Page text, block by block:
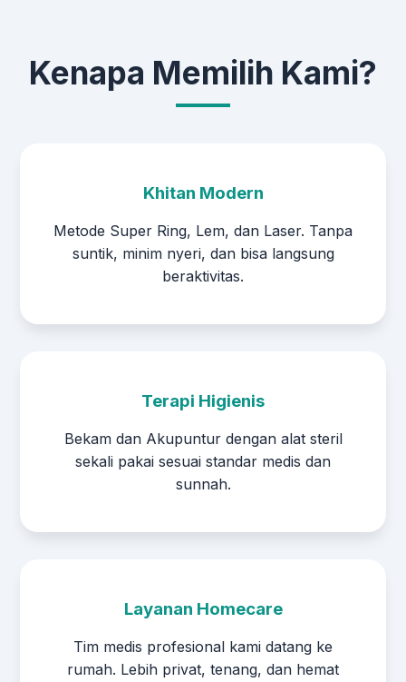
Kenapa Memilih Kami?
Khitan Modern
Metode Super Ring, Lem, dan Laser. Tanpa
suntik, minim nyeri, dan bisa langsung
beraktivitas.
Terapi Higienis
Bekam dan Akupuntur dengan alat steril
sekali pakai sesuai standar medis dan
sunnah.
Layanan Homecare
Tim medis profesional kami datang ke
rumah. Lebih privat, tenang, dan hemat